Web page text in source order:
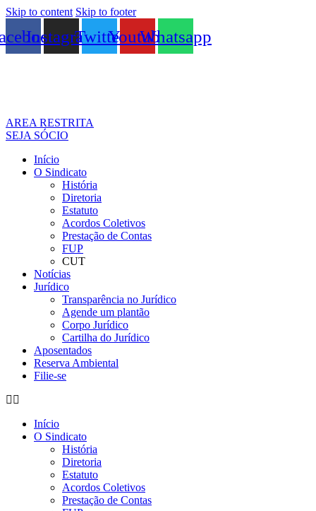
Skip to content Skip to footer
InstagramTwitterYoutubeWhatsapp
AREA RESTRITA
SEJA SÓCIO
Início
O Sindicato
História
Diretoria
Estatuto
Acordos Coletivos
Prestação de Contas
FUP
CUT
Notícias
Jurídico
Transparência no Jurídico
Agende um plantão
Corpo Jurídico
Cartilha do Jurídico
Aposentados
Reserva Ambiental
Filie-se
Início
O Sindicato
História
Diretoria
Estatuto
Acordos Coletivos
Prestação de Contas